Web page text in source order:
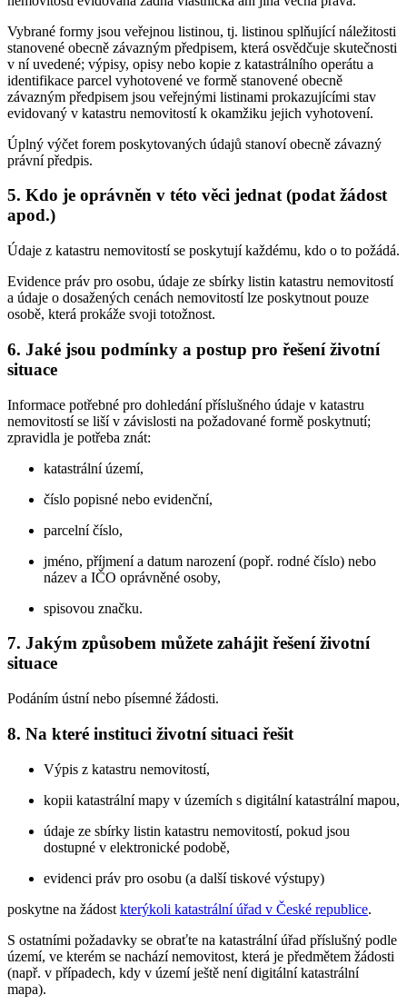
Vybrané formy jsou veřejnou listinou, tj. listinou splňující náležitosti
stanovené obecně závazným předpisem, která osvědčuje skutečnosti
v ní uvedené; výpisy, opisy nebo kopie z katastrálního operátu a
identifikace parcel vyhotovené ve formě stanovené obecně
závazným předpisem jsou veřejnými listinami prokazujícími stav
evidovaný v katastru nemovitostí k okamžiku jejich vyhotovení.
Úplný výčet forem poskytovaných údajů stanoví obecně závazný
právní předpis.
5. Kdo je oprávněn v této věci jednat (podat žádost
apod.)
Údaje z katastru nemovitostí se poskytují každému, kdo o to požádá.
Evidence práv pro osobu, údaje ze sbírky listin katastru nemovitostí
a údaje o dosažených cenách nemovitostí lze poskytnout pouze
osobě, která prokáže svoji totožnost.
6. Jaké jsou podmínky a postup pro řešení životní
situace
Informace potřebné pro dohledání příslušného údaje v katastru
nemovitostí se liší v závislosti na požadované formě poskytnutí;
zpravidla je potřeba znát:
katastrální území,
číslo popisné nebo evidenční,
parcelní číslo,
jméno, příjmení a datum narození (popř. rodné číslo) nebo
název a IČO oprávněné osoby,
spisovou značku.
7. Jakým způsobem můžete zahájit řešení životní
situace
Podáním ústní nebo písemné žádosti.
8. Na které instituci životní situaci řešit
Výpis z katastru nemovitostí,
kopii katastrální mapy v územích s digitální katastrální mapou,
údaje ze sbírky listin katastru nemovitostí, pokud jsou
dostupné v elektronické podobě,
evidenci práv pro osobu (a další tiskové výstupy)
poskytne na žádost kterýkoli katastrální úřad v České republice.
S ostatními požadavky se obraťte na katastrální úřad příslušný podle
území, ve kterém se nachází nemovitost, která je předmětem žádosti
(např. v případech, kdy v území ještě není digitální katastrální
mapa).